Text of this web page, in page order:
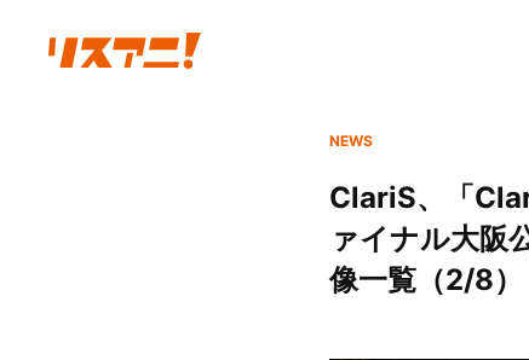
NEWS
ClariS、「
ァイナル大阪
像一覧（2/8）